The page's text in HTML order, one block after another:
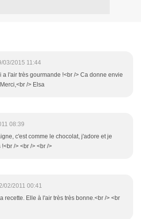
03/2015 11:44
a l'air très gourmande !<br /> Ca donne envie
/> Elsa
08:39
c'est comme le chocolat, j'adore et je
/> <br /> <br />
02/2011 00:41
recette. Elle à l'air très très bonne.<br /> <br